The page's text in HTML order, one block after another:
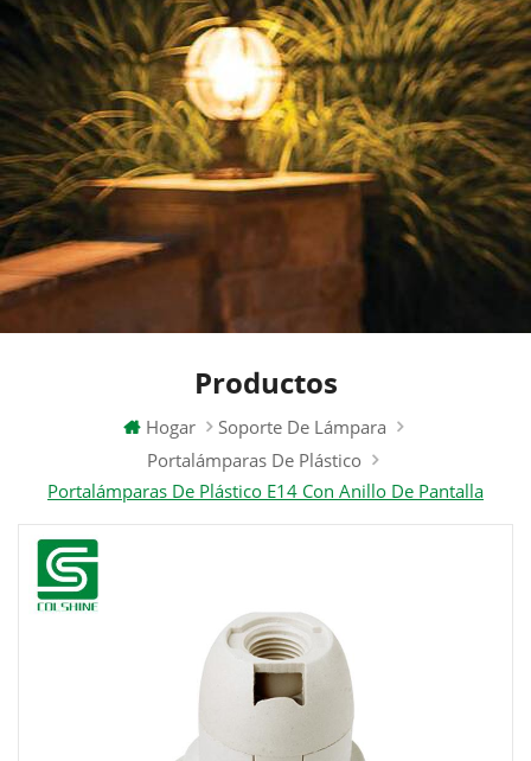
Productos
Hogar
Soporte De Lámpara
Portalámparas De Plástico
Portalámparas De Plástico E14 Con Anillo De Pantalla